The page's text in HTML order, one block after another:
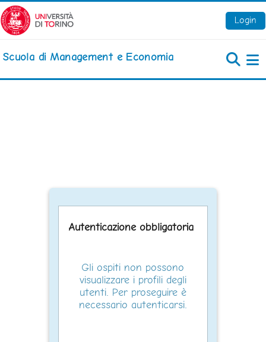
Vai al contenuto principale
Login
Scuola di Management e Economia
Autenticazione obbligatoria
Gli ospiti non possono
visualizzare i profili degli
utenti. Per proseguire è
necessario autenticarsi.